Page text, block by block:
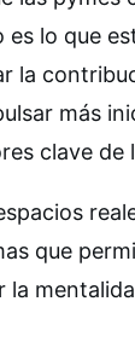
lo que
la
más
clave
que